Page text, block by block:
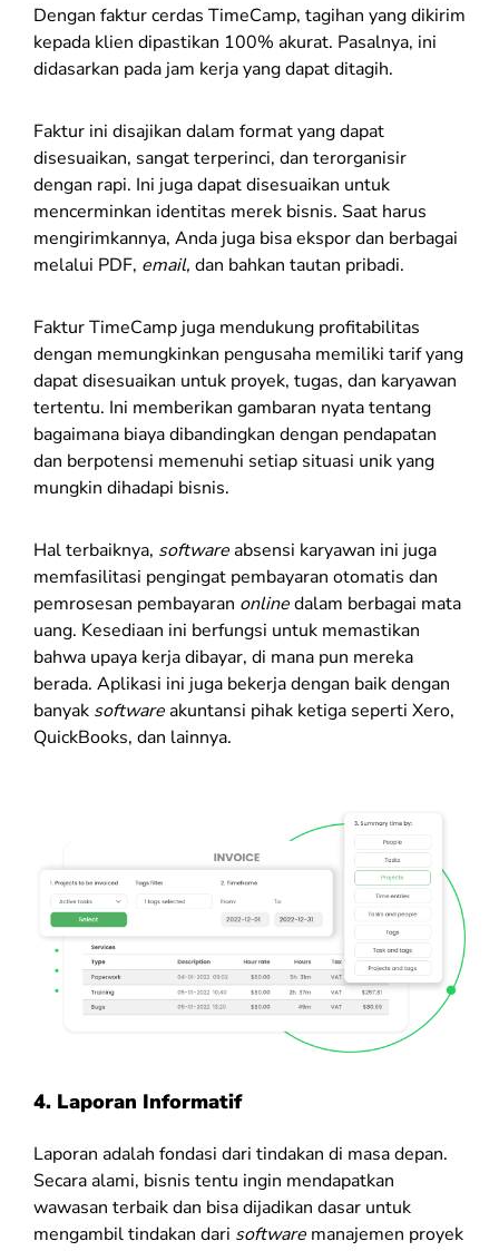
Dengan faktur cerdas TimeCamp, tagihan yang dikirim
kepada klien dipastikan 100% akurat. Pasalnya, ini
didasarkan pada jam kerja yang dapat ditagih.
Faktur ini disajikan dalam format yang dapat
disesuaikan, sangat terperinci, dan terorganisir
dengan rapi. Ini juga dapat disesuaikan untuk
mencerminkan identitas merek bisnis. Saat harus
mengirimkannya, Anda juga bisa ekspor dan berbagai
melalui PDF, email, dan bahkan tautan pribadi.
Faktur TimeCamp juga mendukung profitabilitas
dengan memungkinkan pengusaha memiliki tarif yang
dapat disesuaikan untuk proyek, tugas, dan karyawan
tertentu. Ini memberikan gambaran nyata tentang
bagaimana biaya dibandingkan dengan pendapatan
dan berpotensi memenuhi setiap situasi unik yang
mungkin dihadapi bisnis.
Hal terbaiknya, softwareabsensi karyawan ini juga
memfasilitasi pengingat pembayaran otomatis dan
pemrosesan pembayaran onlinedalam berbagai mata
uang. Kesediaan ini berfungsi untuk memastikan
bahwa upaya kerja dibayar, di mana pun mereka
berada. Aplikasi ini juga bekerja dengan baik dengan
banyak softwareakuntansi pihak ketiga seperti Xero,
QuickBooks, dan lainnya.
4. Laporan Informatif
Laporan adalah fondasi dari tindakan di masa depan.
Secara alami, bisnis tentu ingin mendapatkan
wawasan terbaik dan bisa dijadikan dasar untuk
mengambil tindakan dari software manajemen proyek